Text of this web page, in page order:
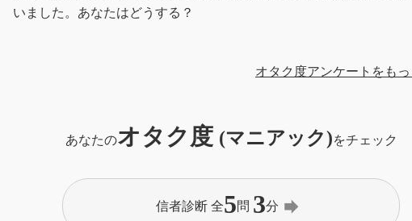
いました。あなたはどうする？
オタク度アンケートをも
あなたのオタク度 (マニアック)をチェック
信者診断 全5問 3分 forward